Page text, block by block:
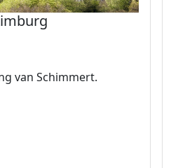
van Schimmert.